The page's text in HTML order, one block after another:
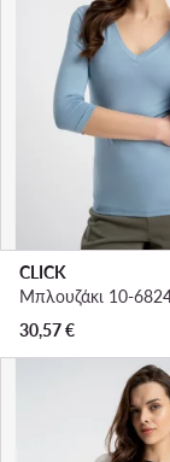
CLICK
30,57€